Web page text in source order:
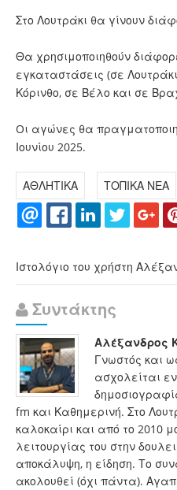
Στο Λουτράκι θα γίνουν
Θα χρησιμοποιηθούν
εγκαταστάσεις (σε
Κόρινθο, σε Βέλο και σε
Oι αγώνες θα
Ιουνίου 2025.
ΑΘΛΗΤΙΚΑ ΤΟΠΙΚΑ ΝΕΑ
Ιστολόγιο του χρήστη
Συντάκτης
Αλέξανδρος
Γνωστός και
ασχολείται
fm και Καθημερινή. Στο
καλοκαίρι και από το 2010
λειτουργίας του στην
αποκάλυψη, η είδηση. Το
ακολουθεί (όχι πάντα).